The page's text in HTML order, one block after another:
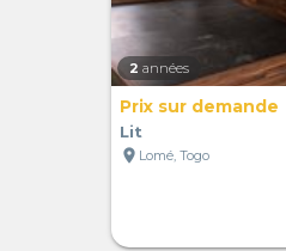
2 années
Prix sur demande
Lit
location_on Lomé, Togo